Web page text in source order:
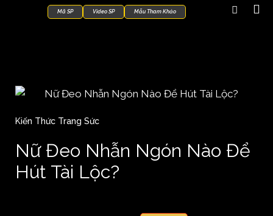
Mã SP Video SP Mẫu Tham Khảo
Kiến Thức Trang Sức
Nữ Đeo Nhẫn Ngón Nào Để
Hút Tài Lộc?